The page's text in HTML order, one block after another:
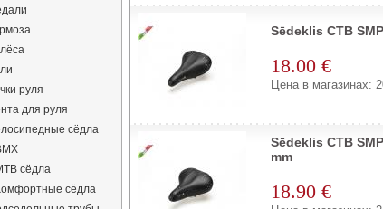
руля
для руля
сёдла
сёдла
сёдла
Sēdeklis CTB
18.00 €
Цена в магазинах:
Sēdeklis CTB
mm
18.90 €